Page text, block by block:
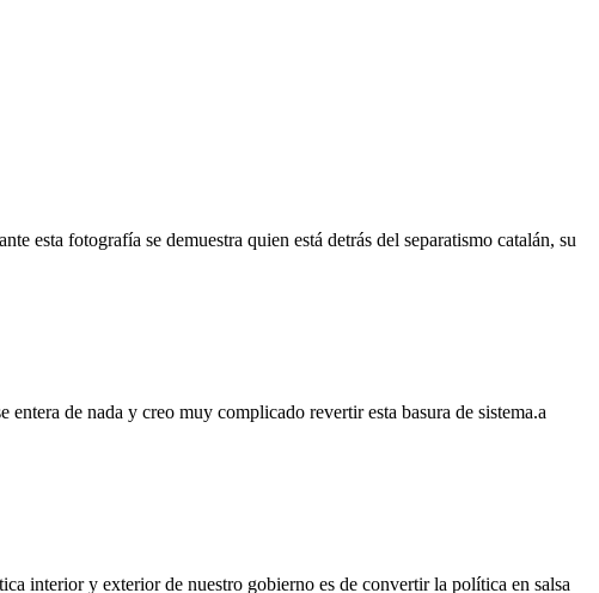
esta fotografía se demuestra quien está detrás del separatismo catalán, su
de nada y creo muy complicado revertir esta basura de sistema.a
interior y exterior de nuestro gobierno es de convertir la política en salsa